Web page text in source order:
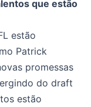
que estão
estão
Patrick
promessas
do draft
estão